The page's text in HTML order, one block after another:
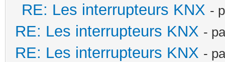
RE: Les interrupteurs KNX -
RE: Les interrupteurs KNX -
RE: Les interrupteurs KNX -